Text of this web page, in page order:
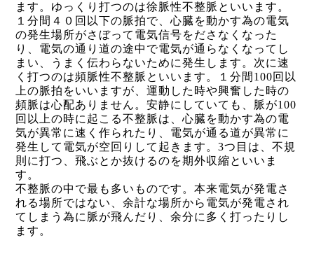
ます。ゆっくり打つのは徐脈性不整脈といいます。
１分間４０回以下の脈拍で、心臓を動かす為の電気
の発生場所がさぼって電気信号をださなくなった
り、電気の通り道の途中で電気が通らなくなってし
まい、うまく伝わらないために発生します。次に速
く打つのは頻脈性不整脈といいます。１分間 100回以
上の脈拍をいいますが、運動した時や興奮した時の
頻脈は心配ありません。安静にしていても、脈が100
回以上の時に起こる不整脈は、心臓を動かす為の電
気が異常に速く作られたり、電気が通る道が異常に
発生して電気が空回りして起きます。 3つ目は、不規
則に打つ、飛ぶとか抜けるのを期外収縮といいま
す。
不整脈の中で最も多いものです。本来電気が発電さ
れる場所ではない、余計な場所から電気が発電され
てしまう為に脈が飛んだり、余分に多く打ったりし
ます。